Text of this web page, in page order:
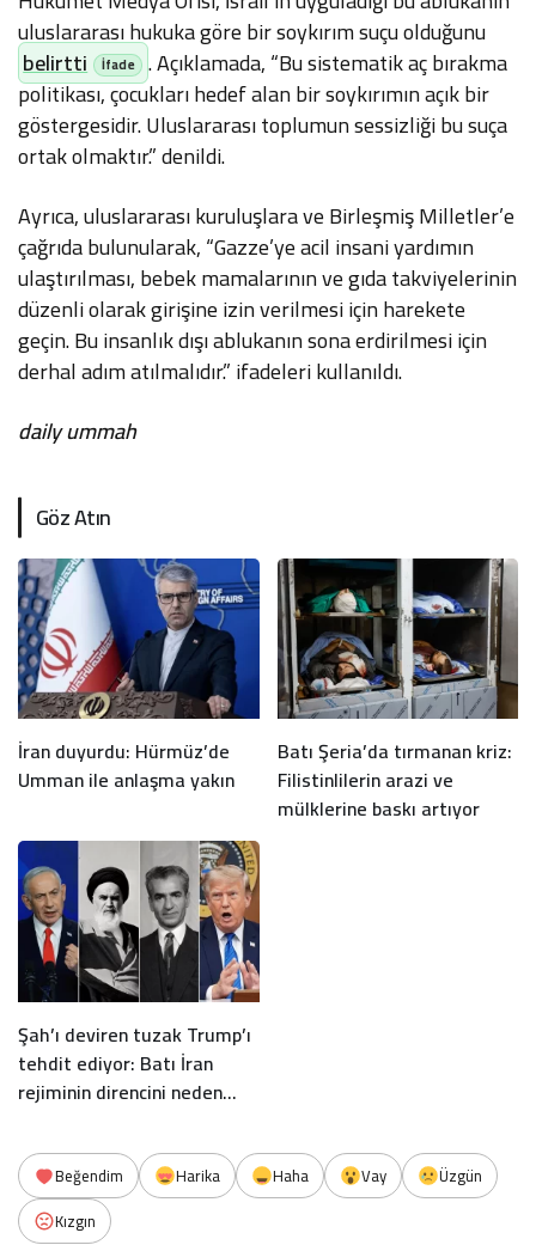
uluslararası hukuka göre bir soykırım suçu olduğunu
belirtti . Açıklamada, “Bu sistematik aç bırakma
politikası, çocukları hedef alan bir soykırımın açık bir
göstergesidir. Uluslararası toplumun sessizliği bu suça
ortak olmaktır.” denildi.
Ayrıca, uluslararası kuruluşlara ve Birleşmiş Milletler’e
çağrıda bulunularak, “Gazze’ye acil insani yardımın
ulaştırılması, bebek mamalarının ve gıda takviyelerinin
düzenli olarak girişine izin verilmesi için harekete
geçin. Bu insanlık dışı ablukanın sona erdirilmesi için
derhal adım atılmalıdır.” ifadeleri kullanıldı.
daily ummah
Göz Atın
İran duyurdu: Hürmüz’de
Umman ile anlaşma yakın
Batı Şeria’da tırmanan kriz:
Filistinlilerin arazi ve
mülklerine baskı artıyor
Şah’ı deviren tuzak Trump’ı
tehdit ediyor: Batı İran
rejiminin direncini neden
Beğendim Harika Haha Vay
Üzgün
Kızgın